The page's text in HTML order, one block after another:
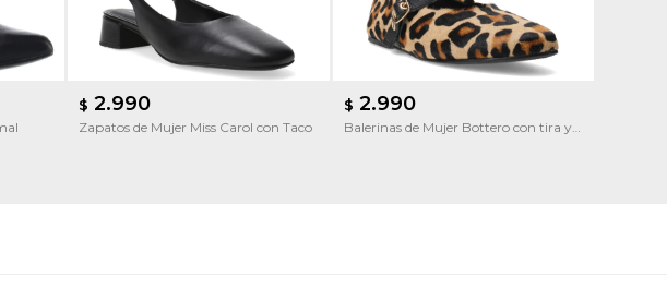
$ 2.990
Zapatos de Mujer Miss Carol con Taco
$ 2.990
Balerinas de Mujer Bottero con tira y